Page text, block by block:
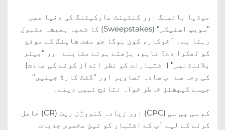
میڈیا بائینگ اور کنٹینٹ مارکیٹنگ کی دنیا میں
"سویپ اسٹیکس" (Sweepstakes) کا شعبہ ہمیشہ مقبول
رہتا ہے۔ آخرکار، کون ہوگا جو مفت شاپنگ کے موقع
کو ٹھکرا دے؟ تاہم، بڑھتے ہوئے مقابلے اور "بینر
بلائنڈنیس" (اشتہارات کو نظر انداز کرنے کی عادت)
کی وجہ سے اب سادہ تصاویر اور "گفٹ کارڈ جیتیں"
جیسے کیپشنز خاطر خواہ نتائج نہیں دیتے۔
کم سی پی سی (CPC) اور زیادہ کنورژن ریٹ (CR) حاصل
کرنے کے لیے آپ کے اشتہار کو تین مخصوص جذبات